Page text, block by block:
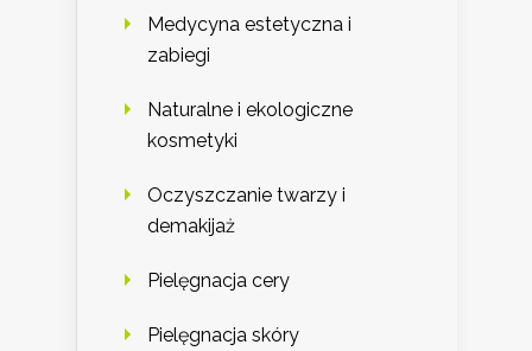
Medycyna estetyczna i
zabiegi
Naturalne i ekologiczne
kosmetyki
Oczyszczanie twarzy i
demakijaż
Pielęgnacja cery
Pielęgnacja skóry